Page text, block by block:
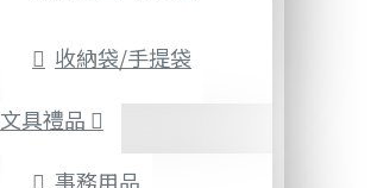
收納袋/手提袋
文具禮品
事務用品